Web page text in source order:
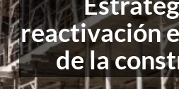
reactivación
de la